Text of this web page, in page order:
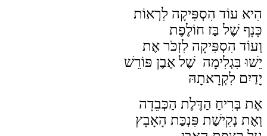
הִיא עוֹד הִסְפִּיקָה לִרְאוֹת
כָּנָף שֶׁל בַּז חוֹלֶפֶת
וְעוֹד הִסְפִּיקָה לִזְכֹּר אֶת
יֵשׁוּ בִּגְלִימָה שֶׁל אֶבֶן פּוֹרֵשׁ
יָדַיִם לִקְרָאתָהּ
אֶת בְּרִיחַ הַדֶּלֶת הַכְּבֵדָה
וְאֶת נְקִישַׁת פִּנְכַּת הָאָבָץ